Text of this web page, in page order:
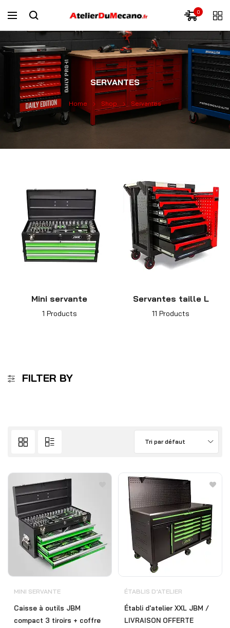
0
SERVANTES
Home Shop Servantes
Mini servante
1 Products
Servantes taille L
11 Products
FILTER BY
Tri par défaut
MINI SERVANTE
Caisse à outils JBM
compact 3 tiroirs + coffre
ÉTABLIS D’ATELIER
Établi d'atelier XXL JBM /
LIVRAISON OFFERTE